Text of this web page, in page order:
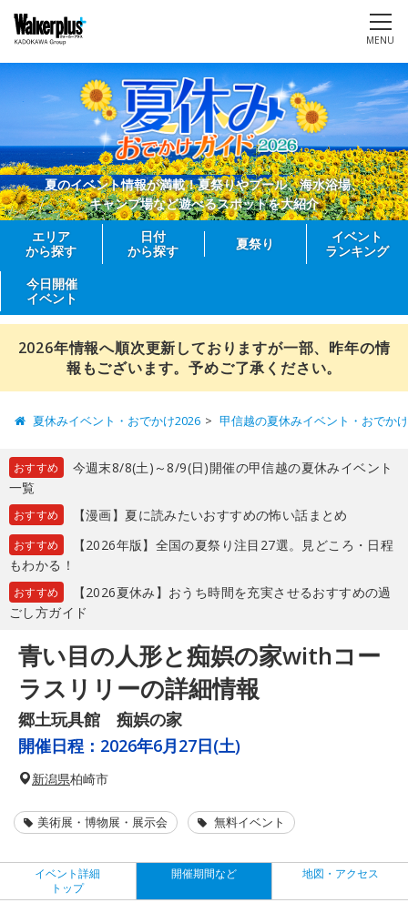
MENU
夏のイベント情報が満載！夏祭りやプール、海水浴場、
キャンプ場など遊べるスポットを大紹介
エリア
から探す
日付
から探す
夏祭り
イベント
ランキング
今日開催
イベント
2026年情報へ順次更新しておりますが一部、昨年の情
報もございます。予めご了承ください。
夏休みイベント・おでかけ2026 甲信越の夏休みイベント・おでか
おすすめ
今週末8/8(土)～8/9(日)開催の甲信越の夏休みイベント
一覧
おすすめ 【漫画】夏に読みたいおすすめの怖い話まとめ
おすすめ
【2026年版】全国の夏祭り注目27選。見どころ・日程
もわかる！
おすすめ
【2026夏休み】おうち時間を充実させるおすすめの過
ごし方ガイド
青い目の人形と痴娯の家withコー
ラスリリーの詳細情報
郷土玩具館 痴娯の家
開催日程： 2026年6月27日(土)
新潟県柏崎市
美術展・博物展・展示会 無料イベント
イベント詳細
トップ
開催期間など 地図・アクセス